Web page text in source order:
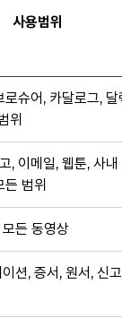
사용범위
슈어, 카달로그,
위
, 이메일, 웹툰, 사
든 범위
든 동영상
션, 증서, 원서, 신